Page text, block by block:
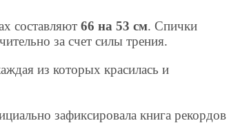
составляют66 на 53 см. Спички
за счет силы трения.
из которых красилась и
зафиксировала книга рекордов